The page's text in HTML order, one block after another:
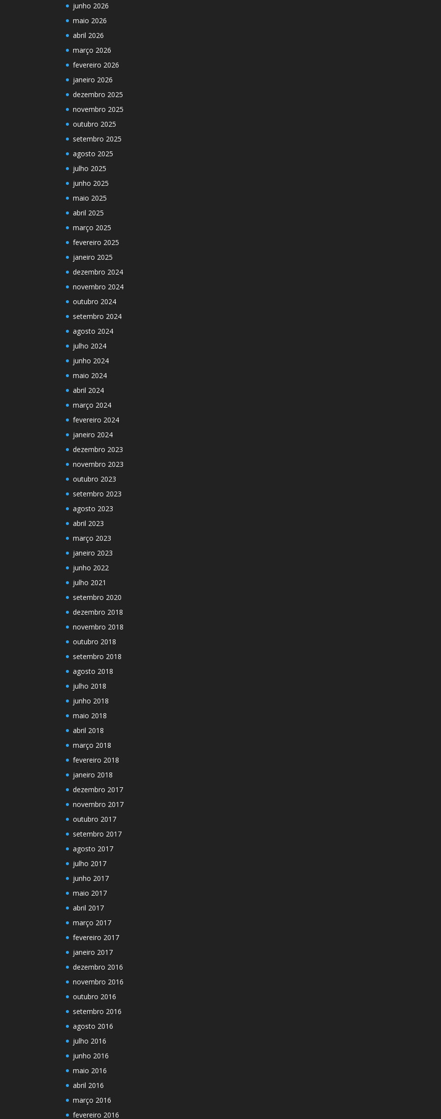
junho 2026
maio 2026
abril 2026
março 2026
fevereiro 2026
janeiro 2026
dezembro 2025
novembro 2025
outubro 2025
setembro 2025
agosto 2025
julho 2025
junho 2025
maio 2025
abril 2025
março 2025
fevereiro 2025
janeiro 2025
dezembro 2024
novembro 2024
outubro 2024
setembro 2024
agosto 2024
julho 2024
junho 2024
maio 2024
abril 2024
março 2024
fevereiro 2024
janeiro 2024
dezembro 2023
novembro 2023
outubro 2023
setembro 2023
agosto 2023
abril 2023
março 2023
janeiro 2023
junho 2022
julho 2021
setembro 2020
dezembro 2018
novembro 2018
outubro 2018
setembro 2018
agosto 2018
julho 2018
junho 2018
maio 2018
abril 2018
março 2018
fevereiro 2018
janeiro 2018
dezembro 2017
novembro 2017
outubro 2017
setembro 2017
agosto 2017
julho 2017
junho 2017
maio 2017
abril 2017
março 2017
fevereiro 2017
janeiro 2017
dezembro 2016
novembro 2016
outubro 2016
setembro 2016
agosto 2016
julho 2016
junho 2016
maio 2016
abril 2016
março 2016
fevereiro 2016